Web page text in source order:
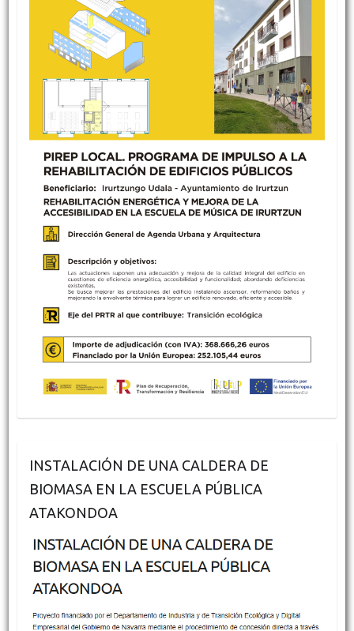
INSTALACIÓN DE UNA CALDERA DE
BIOMASA EN LA ESCUELA PÚBLICA
ATAKONDOA